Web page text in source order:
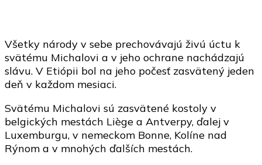
Všetky národy v sebe prechovávajú živú úctu k
svätému Michalovi a v jeho ochrane nachádzajú
slávu. V Etiópii bol na jeho počesť zasvätený jeden
deň v každom mesiaci.
Svätému Michalovi sú zasvätené kostoly v
belgických mestách Liège a Antverpy, ďalej v
Luxemburgu, v nemeckom Bonne, Kolíne nad
Rýnom a v mnohých ďalších mestách.